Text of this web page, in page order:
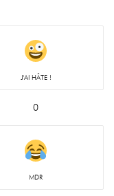
J'AI HÂTE !
0
MDR